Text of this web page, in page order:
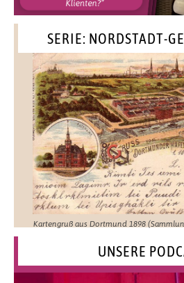
SERIE: NORDSTADT-
Kartengruß aus Dortmund 1898
UNSERE